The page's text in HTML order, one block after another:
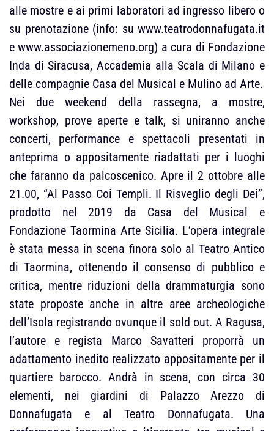
alle mostre e ai primi laboratori ad ingresso libero o
su prenotazione (info: su www.teatrodonnafugata.it
e www.associazionemeno.org) a cura di Fondazione
Inda di Siracusa, Accademia alla Scala di Milano e
delle compagnie Casa del Musical e Mulino ad Arte.
Nei due weekend della rassegna, a mostre,
workshop, prove aperte e talk, si uniranno anche
concerti, performance e spettacoli presentati in
anteprima o appositamente riadattati per i luoghi
che faranno da palcoscenico. Apre il 2 ottobre alle
21.00, “Al Passo Coi Templi. Il Risveglio degli Dei”,
prodotto nel 2019 da Casa del Musical e
Fondazione Taormina Arte Sicilia. L’opera integrale
è stata messa in scena finora solo al Teatro Antico
di Taormina, ottenendo il consenso di pubblico e
critica, mentre riduzioni della drammaturgia sono
state proposte anche in altre aree archeologiche
dell’Isola registrando ovunque il sold out. A Ragusa,
l’autore e regista Marco Savatteri proporrà un
adattamento inedito realizzato appositamente per il
quartiere barocco. Andrà in scena, con circa 30
elementi, nei giardini di Palazzo Arezzo di
Donnafugata e al Teatro Donnafugata. Una